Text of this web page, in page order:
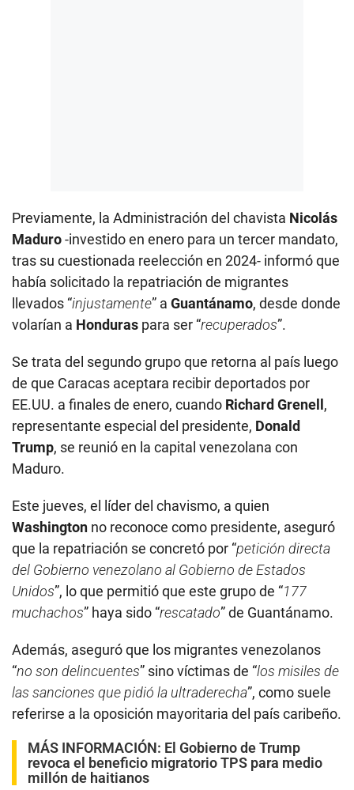
Previamente, la Administración del chavista Nicolás
Maduro-investido en enero para un tercer mandato,
tras su cuestionada reelección en 2024- informó que
había solicitado la repatriación de migrantes
llevados “injustamente” a Guantánamo, desde donde
volarían a Honduras para ser “recuperados”.
Se trata del segundo grupo que retorna al país luego
de que Caracas aceptara recibir deportados por
EE.UU. a finales de enero, cuando Richard Grenell,
representante especial del presidente, Donald
Trump, se reunió en la capital venezolana con
Maduro.
Este jueves, el líder del chavismo, a quien
Washington no reconoce como presidente, aseguró
que la repatriación se concretó por “petición directa
del Gobierno venezolano al Gobierno de Estados
Unidos”, lo que permitió que este grupo de “177
muchachos” haya sido “rescatado” de Guantánamo.
Además, aseguró que los migrantes venezolanos
“no son delincuentes” sino víctimas de “los misiles de
las sanciones que pidió la ultraderecha”, como suele
referirse a la oposición mayoritaria del país caribeño.
MÁS INFORMACIÓN: El Gobierno de Trump
revoca el beneficio migratorio TPS para medio
millón de haitianos